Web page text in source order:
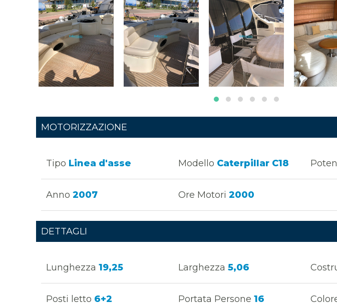
MOTORIZZAZIONE
Tipo Linea d'asse Modello Caterpillar C18
Anno 2007 Ore Motori 2000
DETTAGLI
Lunghezza 19,25 Larghezza 5,06
Posti letto 6+2 Portata Persone 16